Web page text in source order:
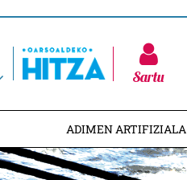
Sartu
ADIMEN ARTIFIZIALA